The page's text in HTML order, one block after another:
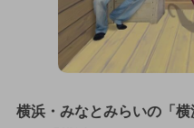
横浜・みなとみらいの「